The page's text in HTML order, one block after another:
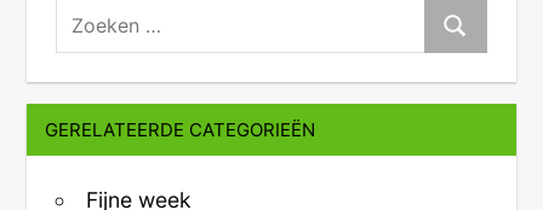
zoeken:
Zoeken
GERELATEERDE CATEGORIEËN
Fijne week